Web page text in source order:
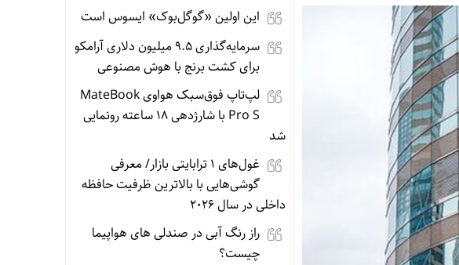
این اولین «گوگل‌بوک» ایسوس است
سرمایه‌گذاری ۹.۵ میلیون دلاری آرامکو
برای کشت برنج با هوش مصنوعی
لپ‌تاپ فوق‌سبک هواوی MateBook
Pro S با شارژدهی ۱۸ ساعته رونمایی
شد
غول‌های ۱ ترابایتی بازار/ معرفی
گوشی‌هایی با بالاترین ظرفیت حافظه
داخلی در سال ۲۰۲۶
راز رنگ آبی در صندلی های هواپیما
چیست؟